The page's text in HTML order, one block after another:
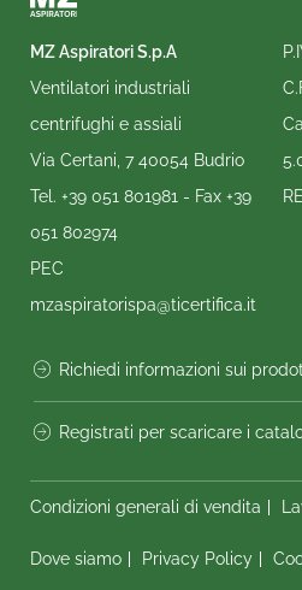
MZ Aspiratori S.p.A
Ventilatori industriali
centrifughi e assiali
Via Certani, 7 40054 Budrio
Tel. +39 051 801981 - Fax +39
051 802974
PEC
mzaspiratorispa@ticertifica.it
Richiedi informazioni sui
Registrati per scaricare i
Condizioni generali di vendita
Dove siamo Privacy Policy